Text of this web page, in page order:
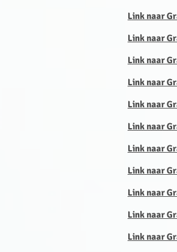
Link naar
Link naar
Link naar
Link naar
Link naar
Link naar
Link naar
Link naar
Link naar
Link naar
Link naar